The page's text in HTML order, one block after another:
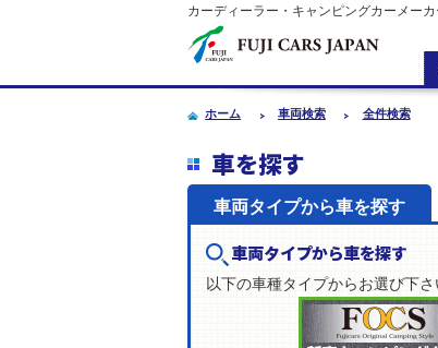
カーディーラー・キャンピングカーメー
ホーム 車両検索 全件検索
車を探す
車両タイプから車を探す
車両タイプから車を探す
以下の車種タイプからお選び下